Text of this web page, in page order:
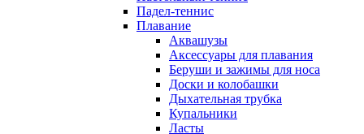
Падел-теннис
Плавание
Аквашузы
Аксессуары для плавания
Беруши и зажимы для носа
Доски и колобашки
Дыхательная трубка
Купальники
Ласты